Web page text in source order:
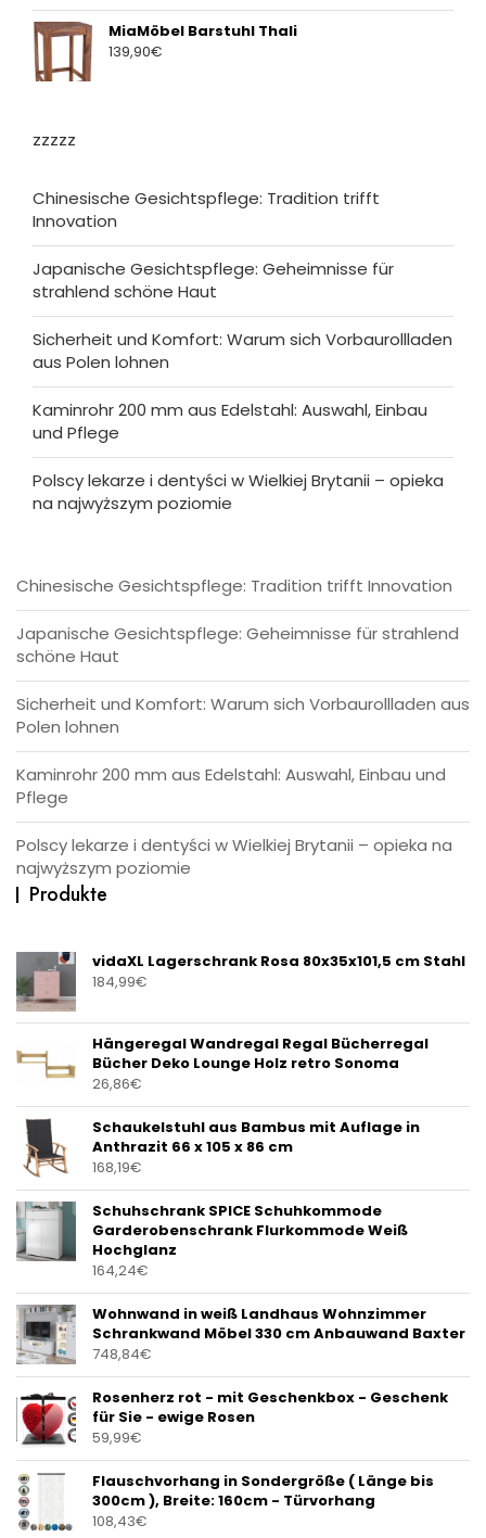
MiaMöbel Barstuhl Thali
139,90€
zzzzz
Chinesische Gesichtspflege: Tradition trifft
Innovation
Japanische Gesichtspflege: Geheimnisse für
strahlend schöne Haut
Sicherheit und Komfort: Warum sich Vorbaurollladen
aus Polen lohnen
Kaminrohr 200 mm aus Edelstahl: Auswahl, Einbau
und Pflege
Polscy lekarze i dentyści w Wielkiej Brytanii – opieka
na najwyższym poziomie
Chinesische Gesichtspflege: Tradition trifft Innovation
Japanische Gesichtspflege: Geheimnisse für strahlend
schöne Haut
Sicherheit und Komfort: Warum sich Vorbaurollladen aus
Polen lohnen
Kaminrohr 200 mm aus Edelstahl: Auswahl, Einbau und
Pflege
Polscy lekarze i dentyści w Wielkiej Brytanii – opieka na
najwyższym poziomie
Produkte
vidaXL Lagerschrank Rosa 80x35x101,5 cm Stahl
184,99€
Hängeregal Wandregal Regal Bücherregal
Bücher Deko Lounge Holz retro Sonoma
26,86€
Schaukelstuhl aus Bambus mit Auflage in
Anthrazit 66 x 105 x 86 cm
168,19€
Schuhschrank SPICE Schuhkommode
Garderobenschrank Flurkommode Weiß
Hochglanz
164,24€
Wohnwand in weiß Landhaus Wohnzimmer
Schrankwand Möbel 330 cm Anbauwand Baxter
748,84€
Rosenherz rot - mit Geschenkbox - Geschenk
für Sie - ewige Rosen
59,99€
Flauschvorhang in Sondergröße ( Länge bis
300cm ), Breite: 160cm - Türvorhang
108,43€